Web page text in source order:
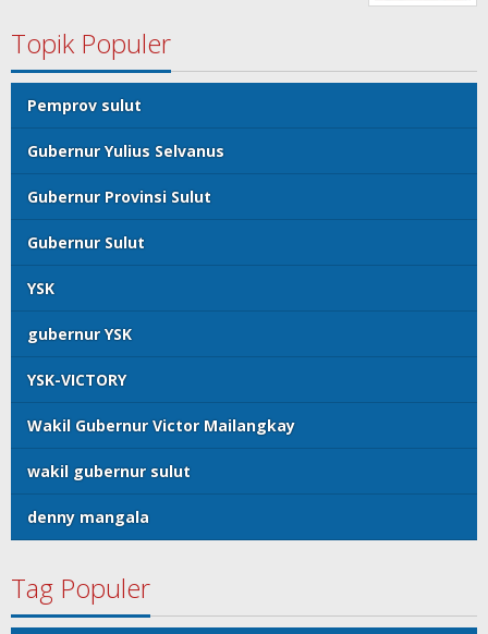
Topik Populer
Pemprov sulut
Gubernur Yulius Selvanus
Gubernur Provinsi Sulut
Gubernur Sulut
YSK
gubernur YSK
YSK-VICTORY
Wakil Gubernur Victor Mailangkay
wakil gubernur sulut
denny mangala
Tag Populer